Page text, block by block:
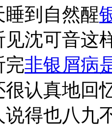
到自然醒
见沈可音这
完非银屑病
很认真地回
说得也八九